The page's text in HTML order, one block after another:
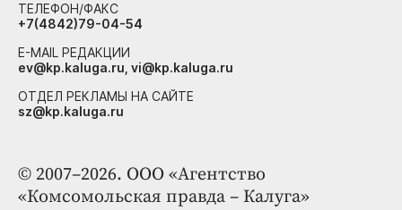
© 2007–2026. ООО «Агентство
«Комсомольская правда – Калуга»
ТЕЛЕФОН/ФАКС
+7(4842)79-04-54
E-MAIL РЕДАКЦИИ
ev@kp.kaluga.ru, vi@kp.kaluga.ru
ОТДЕЛ РЕКЛАМЫ НА САЙТЕ
sz@kp.kaluga.ru